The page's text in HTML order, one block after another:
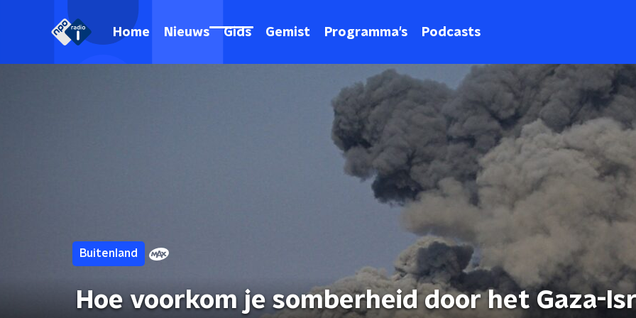
Home Nieuws Gids Gemist Programma's Podcasts
Buitenland
Hoe voorkom je somberheid door het Gaza-